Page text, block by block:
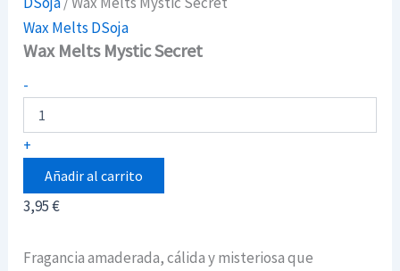
Wax Melts DSoja
Wax Melts Mystic Secret
-
Melts
Mystic
Secret
cantidad
+
Añadir al carrito
3,95€
Fragancia amaderada, cálida y misteriosa que